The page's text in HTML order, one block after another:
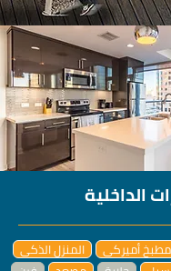
الداخلية
المنزل الذكي مطبخ أميركي